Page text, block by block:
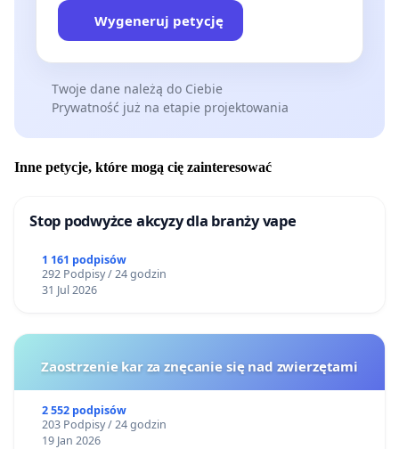
Wygeneruj petycję
Twoje dane należą do Ciebie
Prywatność już na etapie projektowania
Inne petycje, które mogą cię zainteresować
Stop podwyżce akcyzy dla branży vape
1 161 podpisów
292 Podpisy / 24 godzin
31 Jul 2026
Zaostrzenie kar za znęcanie się nad zwierzętami
2 552 podpisów
203 Podpisy / 24 godzin
19 Jan 2026